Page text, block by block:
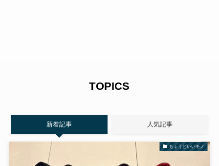
TOPICS
新着記事 人気記事
ちょうどいいモノ